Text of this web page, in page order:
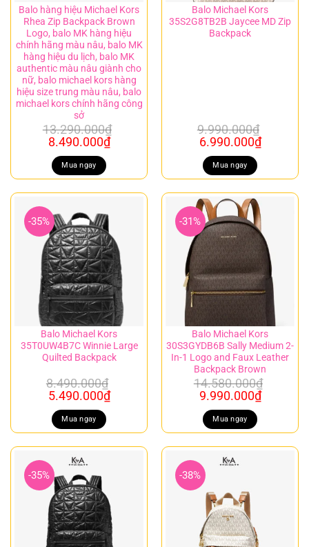
Balo hàng hiệu Michael Kors
Rhea Zip Backpack Brown
Logo, balo MK hàng hiệu
chính hãng màu nâu, balo MK
hàng hiệu du lịch, balo MK
authentic màu nâu giành cho
nữ, balo michael kors hàng
hiệu size trung màu nâu, balo
michael kors chính hãng công
sở
13.290.000₫
Giá
gốc
là:
13.290.000₫.
8.490.000₫Giá
là:
8.490.000₫.
Mua ngay
Balo Michael Kors
35S2G8TB2B Jaycee MD Zip
Backpack
9.990.000₫
Giá
gốc
là:
9.990.000₫.
6.990.000₫Giá
là:
Mua ngay
-35%
Balo Michael Kors
35T0UW4B7C Winnie Large
Quilted Backpack
8.490.000₫
Giá
gốc
là:
8.490.000₫.
5.490.000₫Giá
là:
5.490.000₫.
Mua ngay
-31%
Balo Michael Kors
30S3GYDB6B Sally Medium 2-
In-1 Logo and Faux Leather
Backpack Brown
14.580.000₫
Giá
gốc
là:
14.580.000₫.
9.990.000₫Giá
là:
Mua ngay
-35% -38%